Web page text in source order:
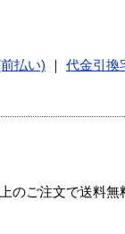
払い) 代金引換
のご注文で送料無